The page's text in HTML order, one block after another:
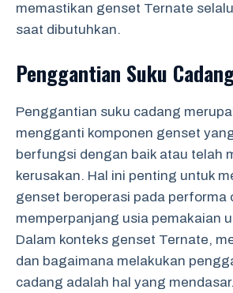
memastikan genset Ternate
saat dibutuhkan.
Penggantian Suku
Penggantian suku cadang
mengganti komponen genset
berfungsi dengan baik atau telah
kerusakan. Hal ini penting untuk
genset beroperasi pada performa
memperpanjang usia pemakaian
Dalam konteks genset Ternate,
dan bagaimana melakukan
cadang adalah hal yang mendasar.